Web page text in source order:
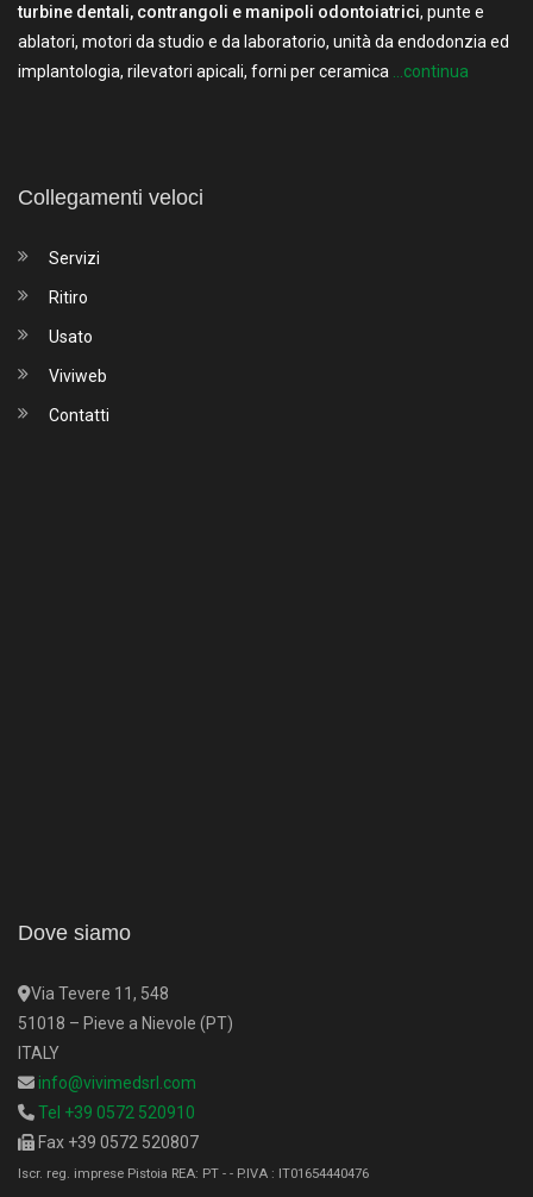
turbine dentali, contrangoli e manipoli odontoiatrici, punte e
ablatori, motori da studio e da laboratorio, unità da endodonzia ed
implantologia, rilevatori apicali, forni per ceramica
...continua
Collegamenti veloci
Servizi
Ritiro
Usato
Viviweb
Contatti
Dove siamo
Via Tevere 11, 548
51018 – Pieve a Nievole (PT)
ITALY
info@vivimedsrl.com
Tel +39 0572 520910
Fax +39 0572 520807
Iscr. reg. imprese Pistoia REA: PT - - P.IVA : IT01654440476